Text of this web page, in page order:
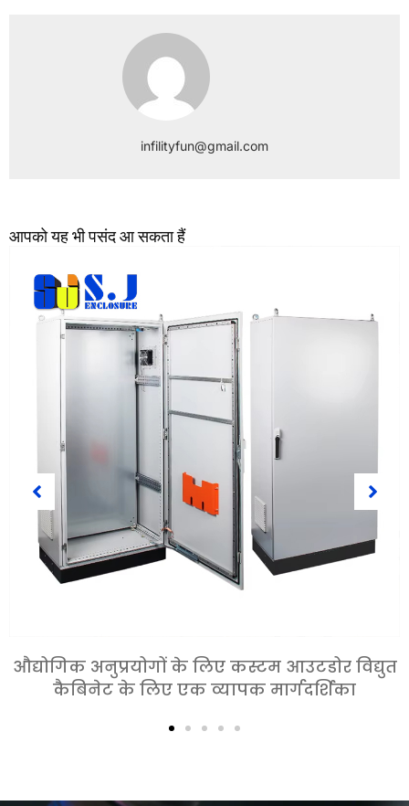
infilityfun@gmail.com
आपको यह भी पसंद आ सकता हैं
औद्योगिक अनुप्रयोगों के लिए कस्टम आउटडोर विद्युत
कैबिनेट के लिए एक व्यापक मार्गदर्शिका